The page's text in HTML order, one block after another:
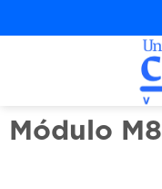
Módulo M8